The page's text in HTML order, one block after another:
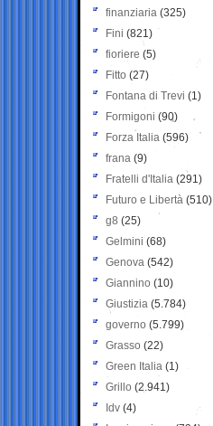
finanziaria (325)
Fini (821)
fioriere (5)
Fitto (27)
Fontana di Trevi (1)
Formigoni (90)
Forza Italia (596)
frana (9)
Fratelli d'Italia (291)
Futuro e Libertà (510)
g8 (25)
Gelmini (68)
Genova (542)
Giannino (10)
Giustizia (5.784)
governo (5.799)
Grasso (22)
Green Italia (1)
Grillo (2.941)
Idv (4)